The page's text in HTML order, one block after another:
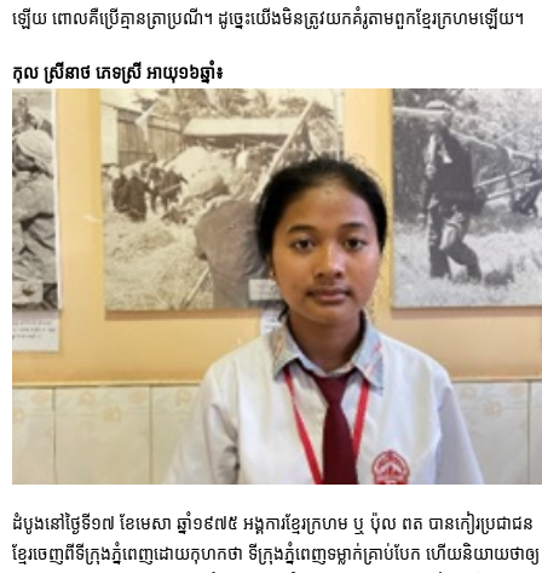
ឡើយ ពោលគឺប្រើគ្មានត្រាប្រណី។ ដូច្នេះយើងមិនត្រូវយកគំរូតាមពួកខ្មែរក្រហមឡើយ។
កុល ស្រីនាថ ភេទស្រី អាយុ១៦ឆ្នាំ៖
ដំបូងនៅថ្ងៃទី១៧ ខែមេសា ឆ្នាំ១៩៧៥ អង្គការខ្មែរក្រហម ឬ ប៉ុល ពត បានកៀរប្រជាជន
ខ្មែរចេញពីទីក្រុងភ្នំពេញដោយកុហកថា ទីក្រុងភ្នំពេញទម្លាក់គ្រាប់បែក ហើយនិយាយថាឲ្យ